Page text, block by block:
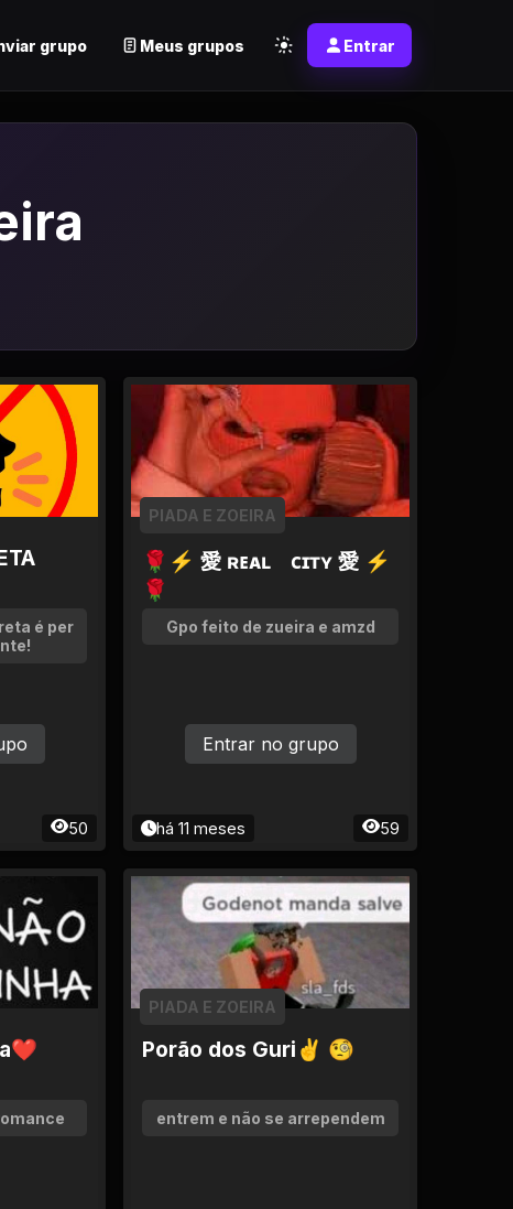
grupo Meus grupos Entrar
é per
50
🌹⚡ 愛 ʀᴇᴀʟﾠᴄɪᴛʏ 愛 ⚡
🌹
PIADA E ZOEIRA
Gpo feito de zueira e amzd
há 11 meses 59
Entrar no grupo
Porão dos Guri✌ 🧐
PIADA E ZOEIRA
entrem e não se arrependem